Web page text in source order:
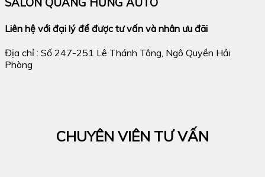
Liên hệ với đại lý để được tư vấn và nhân ưu đãi
Địa chỉ : Số 247-251 Lê Thánh Tông, Ngô Quyền Hải
Phòng
CHUYÊN VIÊN TƯ VẤN